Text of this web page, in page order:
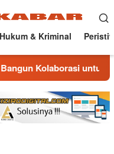
Hukum & Kriminal
untuk Majalengka